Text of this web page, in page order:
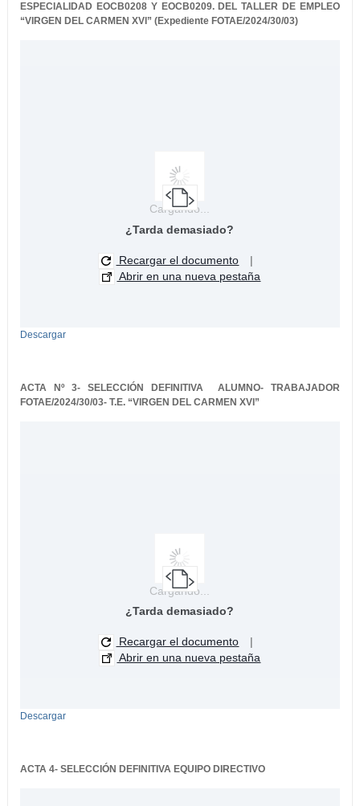
ESPECIALIDAD EOCB0208 Y EOCB0209.DEL TALLER DE EMPLEO
“VIRGEN DEL CARMEN XVI” (Expediente FOTAE/2024/30/03)
Cargando...
¿Tarda demasiado?
Recargar el documento
|
Abrir en una nueva pestaña
Descargar
ACTA Nº 3- SELECCIÓN DEFINITIVA ALUMNO- TRABAJADOR
FOTAE/2024/30/03- T.E. “VIRGEN DEL CARMEN XVI”
Cargando...
¿Tarda demasiado?
Recargar el documento
|
Abrir en una nueva pestaña
Descargar
ACTA 4- SELECCIÓN DEFINITIVA EQUIPO DIRECTIVO